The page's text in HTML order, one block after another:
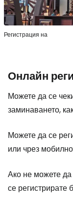
Регистрация на
Онлайн
Можете да се
заминаването,
Можете да се
или чрез
Ако не можете
се регистрирате